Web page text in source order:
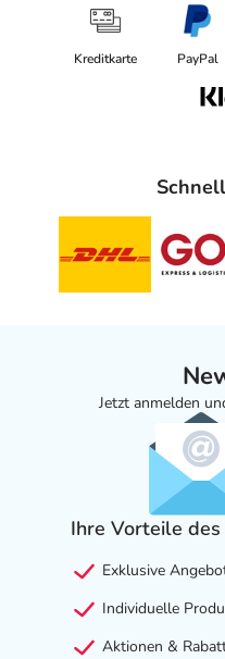
Kreditkarte PayPal
Jetzt anmelden
Ihre Vorteile
Exklusive
Individuelle
Aktionen &